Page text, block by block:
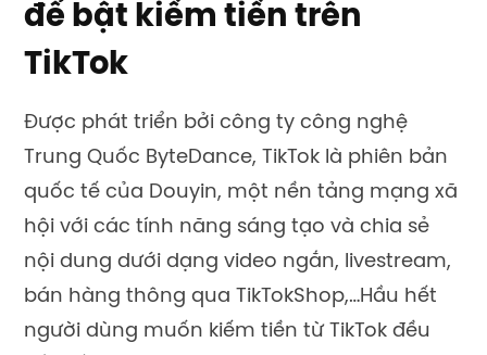
để bật kiếm tiền trên
TikTok
Được phát triển bởi công ty công nghệ
Trung Quốc ByteDance, TikTok là phiên bản
quốc tế của Douyin, một nền tảng mạng xã
hội với các tính năng sáng tạo và chia sẻ
nội dung dưới dạng video ngắn, livestream,
bán hàng thông qua TikTokShop,…Hầu hết
người dùng muốn kiếm tiền từ TikTok đều